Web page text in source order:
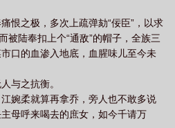
恨之极，多次上疏弹劾“佞臣”，以求
被陆奉扣上个“通敌”的帽子，全族三
口的血渗入地底，血腥味儿至今未
与之抗衡。
婉柔就算再拿乔，旁人也不敢多说
母呼来喝去的庶女，如今千请万